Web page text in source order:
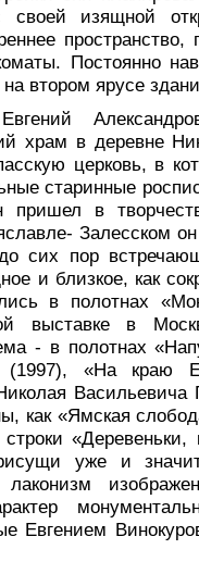
своей изящной
Постоянно
на втором ярусе
храм в деревне
церковь, в
старинные
пришел в
Залесском
сих пор
и близкое, как
в полотнах
выставке в
- в полотнах
(1997), «На краю
как «Ямская
уже и
Евгени­ем